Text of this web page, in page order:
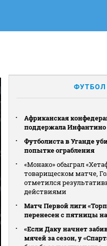
ФУТБОЛ
Африканская
поддержала Инфантино
Футболиста в Уганде
попытке ограбления
«Монако» обыграл
товарищеском матче,
отметился
действиями
Матч Первой лиги
перенесен с пятницы
«Если Даку начнет
мячей за сезон, у